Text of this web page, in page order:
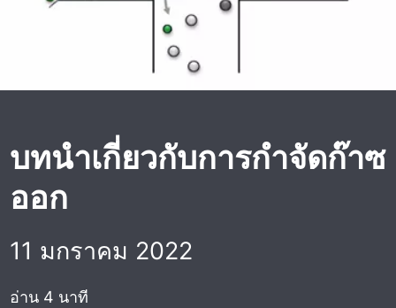
บทนําเกี่ยวกับการกําจัดก๊าซ
ออก
11 มกราคม 2022
อ่าน 4 นาที